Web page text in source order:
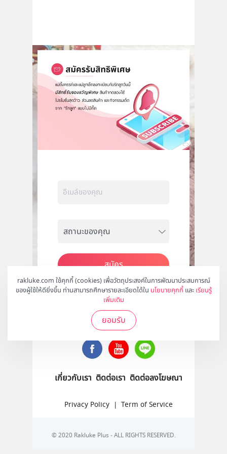
rakluke.com ใช้คุกกี้ (cookies) เพื่อวัตถุประสงค์ในการพัฒนาประสบการณ์
ของผู้ใช้ให้ดียิ่งขึ้น ท่านสามารถศึกษารายละเอียดได้ใน นโยบายคุกกี้ และ เรียนรู้
เพิ่มเติม
ยอมรับ
สมัคร
ติดตามเราได้ที่
เกี่ยวกับเรา ติดต่อเรา ติดต่อลงโฆษณา
Privacy Policy | Term of Service
© 2020 Rakluke Plus - ALL RIGHTS RESERVED.